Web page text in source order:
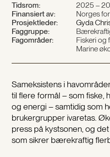
Sameksistens i
til flere formål – som fiske,
og energi – samtidig som
brukergrupper ivaretas.
press på kystsonen, og
som sikrer bærekraftig
Tidsrom:
2025 –
Finansiert av:
Norges
Prosjektleder:
Gyda
Faggruppe:
Fagområder:
Fiskeri og
Marine